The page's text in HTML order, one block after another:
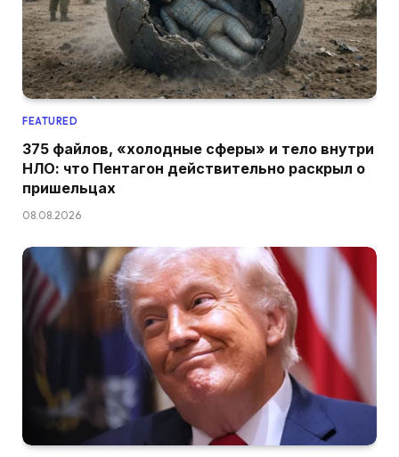
FEATURED
375 файлов, «холодные сферы» и тело внутри
НЛО: что Пентагон действительно раскрыл о
пришельцах
08.08.2026